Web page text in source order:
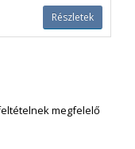
Részletek
megfelelő